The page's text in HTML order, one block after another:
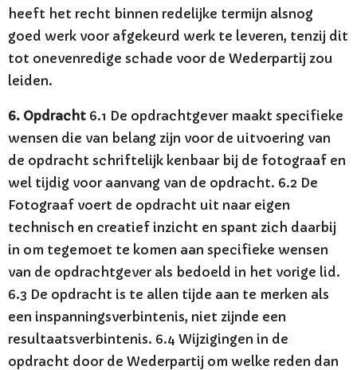
heeft het recht binnen redelijke termijn alsnog
goed werk voor afgekeurd werk te leveren, tenzij dit
tot onevenredige schade voor de Wederpartij zou
leiden.
6. Opdracht 6.1 De opdrachtgever maakt specifieke
wensen die van belang zijn voor de uitvoering van
de opdracht schriftelijk kenbaar bij de fotograaf en
wel tijdig voor aanvang van de opdracht. 6.2 De
Fotograaf voert de opdracht uit naar eigen
technisch en creatief inzicht en spant zich daarbij
in om tegemoet te komen aan specifieke wensen
van de opdrachtgever als bedoeld in het vorige lid.
6.3 De opdracht is te allen tijde aan te merken als
een inspanningsverbintenis, niet zijnde een
resultaatsverbintenis. 6.4 Wijzigingen in de
opdracht door de Wederpartij om welke reden dan